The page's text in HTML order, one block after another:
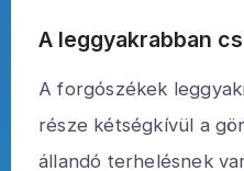
A leggyakrabban
A forgószékek
része kétségkívül a
állandó terhelésnek